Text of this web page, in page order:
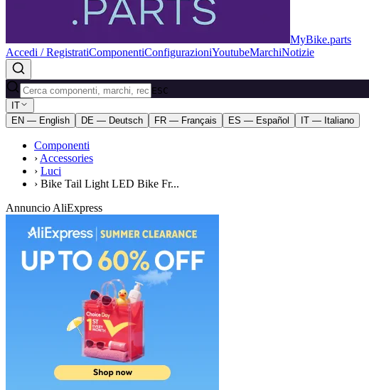
MyBike.parts
Accedi / RegistratiComponentiConfigurazioniYoutubeMarchiNotizie
ESC
IT
EN — English
DE — Deutsch FR — Français ES — Español IT — Italiano
Componenti
› Accessories
› Luci
› Bike Tail Light LED Bike Fr...
Annuncio AliExpress